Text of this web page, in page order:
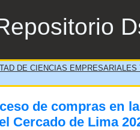
de compras en
DE CIENCIAS
de compras en
Cercado de Lima